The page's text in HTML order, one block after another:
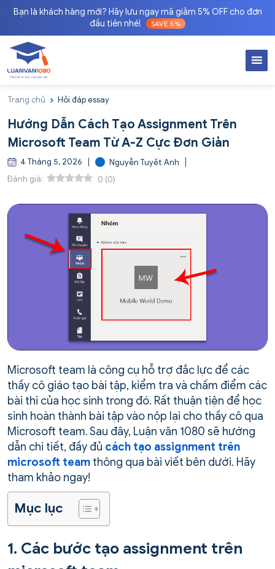
Bạn là khách hàng mới? Hãy lưu ngay mã giảm 5% OFF cho đơn
đầu tiên nhé!
SAVE 5%
Trang chủ Hỏi đáp essay
Hướng Dẫn Cách Tạo Assignment Trên
Microsoft Team Từ A-Z Cực Đơn Giản
4 Tháng 5, 2026
Nguyễn Tuyết Anh
Đánh giá:
0 (0)
Microsoft team là công cụ hỗ trợ đắc lực để các
thầy cô giáo tạo bài tập, kiểm tra và chấm điểm các
bài thi của học sinh trong đó. Rất thuận tiện để học
sinh hoàn thành bài tập vào nộp lại cho thầy cô qua
Microsoft team. Sau đây, Luận văn 1080 sẽ hướng
dẫn chi tiết, đầy đủ cách tạo assignment trên
microsoft team thông qua bài viết bên dưới. Hãy
tham khảo ngay!
Mục lục
1. Các bước tạo assignment trên